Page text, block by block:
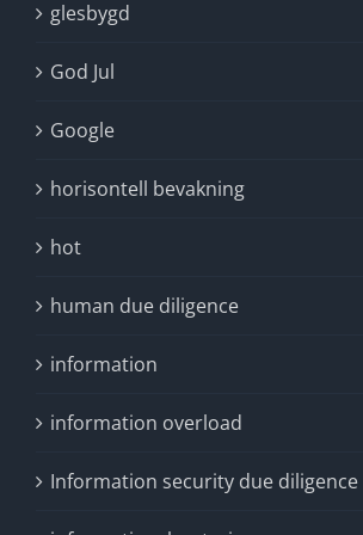
glesbygd
God Jul
Google
horisontell bevakning
hot
human due diligence
information
information overload
Information security due diligence